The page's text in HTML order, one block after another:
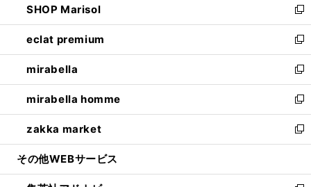
く
で
開
く
ド
ウ
で
開
く
ィ
ン
ド
ウ
で
開
く
い
ウ
ィ
ン
ド
ウ
で
開
く
SHOP Marisol
新
し
い
ウ
ィ
ン
ド
ウ
で
開
eclat premium
新
し
い
ウ
ィ
ン
ド
ウ
開
mirabella
新
し
い
ウ
ィ
ン
ウ
mirabella homme
新
し
い
ウ
ン
zakka market
新
し
ウ
その他WEBサービス